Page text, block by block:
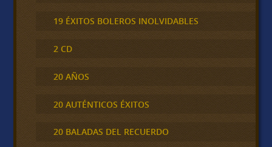
19 ÉXITOS BOLEROS INOLVIDABLES
2 CD
20 AÑOS
20 AUTÉNTICOS ÉXITOS
20 BALADAS DEL RECUERDO